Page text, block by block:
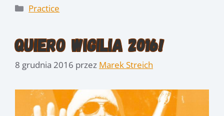
Kategorie
Practice
Quiero Wigilia 2016!
8 grudnia 2016 przez Marek Streich